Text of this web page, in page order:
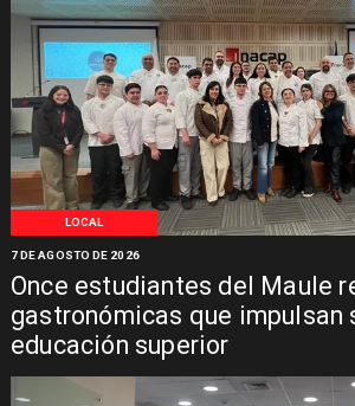
LOCAL
Once estudiantes del Maule
gastronómicas que impulsan
educación superior
7 DE AGOSTO DE 2026